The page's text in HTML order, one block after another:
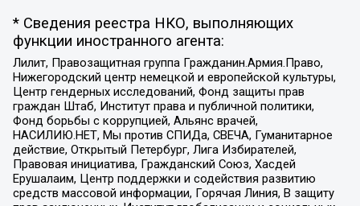
* Сведения реестра НКО, выполняющих
функции иностранного агента:
Лилит, Правозащитная группа Гражданин.Армия.Право,
Нижегородский центр немецкой и европейской культуры,
Центр гендерных исследований, Фонд защиты прав
граждан Штаб, Институт права и публичной политики,
Фонд борьбы с коррупцией, Альянс врачей,
НАСИЛИЮ.НЕТ, Мы против СПИДа, СВЕЧА, Гуманитарное
действие, Открытый Петербург, Лига Избирателей,
Правовая инициатива, Гражданский Союз, Хасдей
Ерушалаим, Центр поддержки и содействия развитию
средств массовой информации, Горячая Линия, В защиту